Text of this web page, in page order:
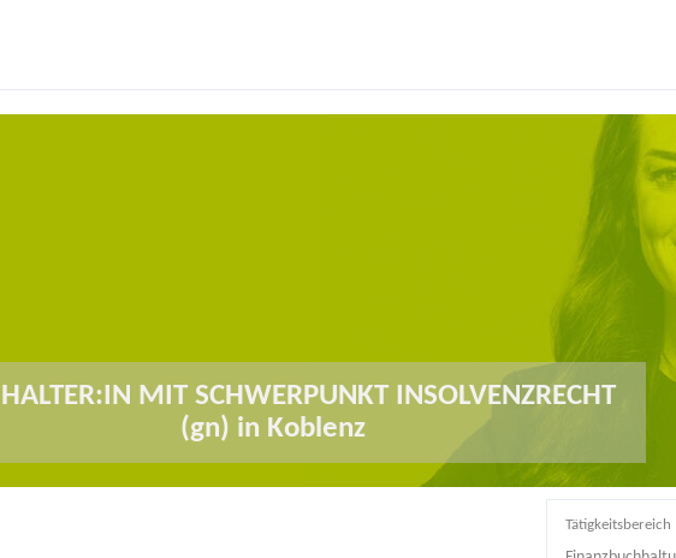
MIT SCHWERPUNKT INSOLVENZRECHT
(gn) in Koblenz
Tätigkeitsbereich